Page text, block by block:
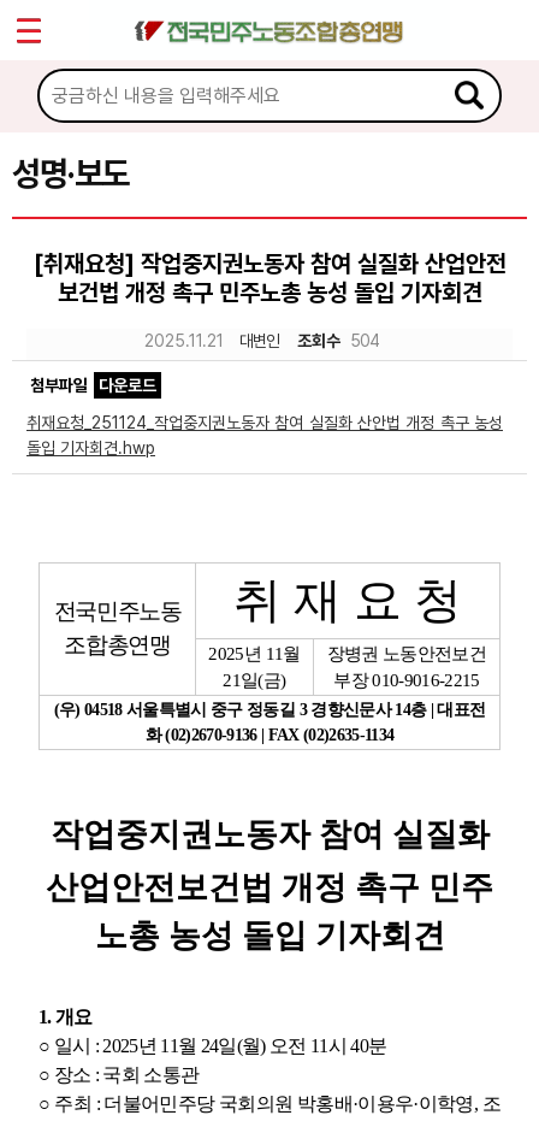
성명·보도
[취재요청] 작업중지권노동자 참여 실질화 산업안전
보건법 개정 촉구 민주노총 농성 돌입 기자회견
2025.11.21 대변인 조회수 504
첨부파일
다운로드
취재요청_251124_작업중지권노동자 참여 실질화 산안법 개정 촉구 농성
돌입 기자회견.hwp
전국민주노동
조합총연맹
취 재 요 청
2025년 11월
21일(금)
장병권 노동안전보건
부장010-9016-2215
(우) 04518서울특별시 중구 정동길 3 경향신문사14층 |대표전
화(02)2670-9136 | FAX (02)2635-1134
작업중지권노동자 참여 실질화
산업안전보건법 개정 촉구 민주
노총 농성 돌입 기자회견
1.개요
○ 일시 : 2025년 11월 24일(월) 오전 11시40분
○ 장소 : 국회 소통관
○ 주최 : 더불어민주당 국회의원 박홍배·이용우·이학영, 조
마이페이지
소개
소식
공지사항
성명·보도
노동상담
자료
Sketchbook5, 스케치북5
Sketchbook5, 스케치북5